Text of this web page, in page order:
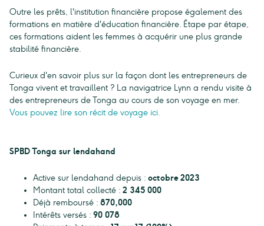
Outre les prêts, l'institution financière propose également des
formations en matière d'éducation financière. Étape par étape,
ces formations aident les femmes à acquérir une plus grande
stabilité financière.
Curieux d'en savoir plus sur la façon dont les entrepreneurs de
Tonga vivent et travaillent ? La navigatrice Lynn a rendu visite à
des entrepreneurs de Tonga au cours de son voyage en mer.
Vous pouvez lire son récit de voyage ici.
SPBD Tonga sur lendahand
Active sur lendahand depuis : octobre 2023
Montant total collecté : 2 345 000
Déjà remboursé : 870,000
Intérêts versés : 90 078